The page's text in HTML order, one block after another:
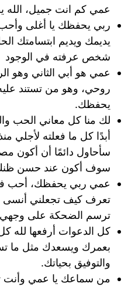
عمي كم انت جميل،
ربي يحفظك يا أغلى وأحب
يديمك ويديم ابتسامتك
شخص عرفته في الوجود
عمي هو أبي الثاني وهو
روحي، وهو من تستند
يحفظك.
لك منا كل معاني الحب
أبدًا كل ما فعلته لأجلي
سأحاول دائمًا أن أكون
سوف أكون عند حسن ظنك
عمي ربي يحفظك، أحب
تعرف كيف تجعلني أنسى
ترسم الضحكة على وجهي
كل الدعوات أرفعها لله
بعمرك ويسعدك مثل ما
والتوفيق بحياتك.
من سماعك يا عمي وأنت